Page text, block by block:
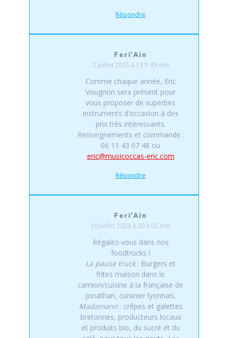
Répondre
Feri'Ain
2 juillet 2025 à 13 h 49 min
Comme chaque année, Eric
Vougnon sera présent pour
vous proposer de superbes
instruments d’occasion à des
prix très intéressants.
Renseignements et commande :
06 11 43 07 48 ou
eric@musicoccas-eric.com
Répondre
Feri'Ain
10 juillet 2023 à 20 h 02 min
Régalez-vous dans nos
foodtrucks !
La pause truck: Burgers et
frites maison dans le
camion/cuisine à la française de
Jonathan, cuisinier lyonnais.
Madamann: crêpes et galettes
bretonnes, producteurs locaux
et produits bio, du sucré et du